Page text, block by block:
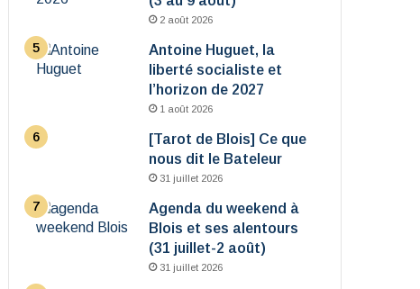
2 août 2026
Antoine Huguet, la
liberté socialiste et
l’horizon de 2027
1 août 2026
[Tarot de Blois] Ce que
nous dit le Bateleur
31 juillet 2026
Agenda du weekend à
Blois et ses alentours
(31 juillet-2 août)
31 juillet 2026